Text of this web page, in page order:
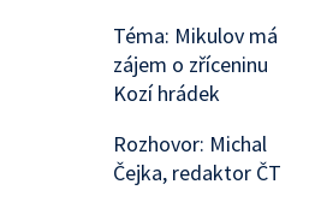
Téma: Mikulov má
zájem o zříceninu
Kozí hrádek
Rozhovor: Michal
Čejka, redaktor ČT